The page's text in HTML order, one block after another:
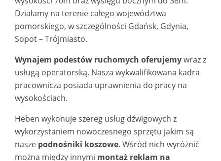
Działamy na terenie całego województwa
pomorskiego, w szczególności Gdańsk, Gdynia,
Sopot – Trójmiasto.
Wynajem podestów ruchomych oferujemywraz z
usługą operatorską. Nasza wykwalifikowana kadra
pracownicza posiada uprawnienia do pracy na
wysokościach.
Heben wykonuje szereg usług dźwigowych z
wykorzystaniem nowoczesnego sprzętu jakim są
nasze podnośniki koszowe. Wśród nich wyróżnić
można między innymi montaż reklam na